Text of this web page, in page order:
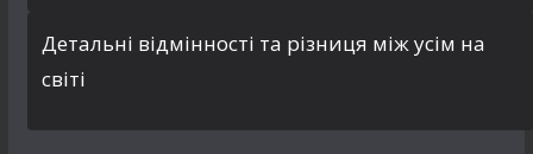
Детальні відмінності та різниця між усім на
світі